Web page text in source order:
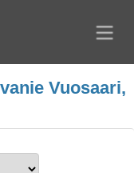
Vuosaari,